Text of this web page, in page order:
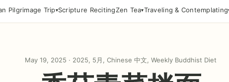
Pilgrimage Trip Scripture RecitingZen Tea Traveling & Contemplating
May 19, 2025 · 2025, 5月 , Chinese 中文, Weekly Buddhist Diet